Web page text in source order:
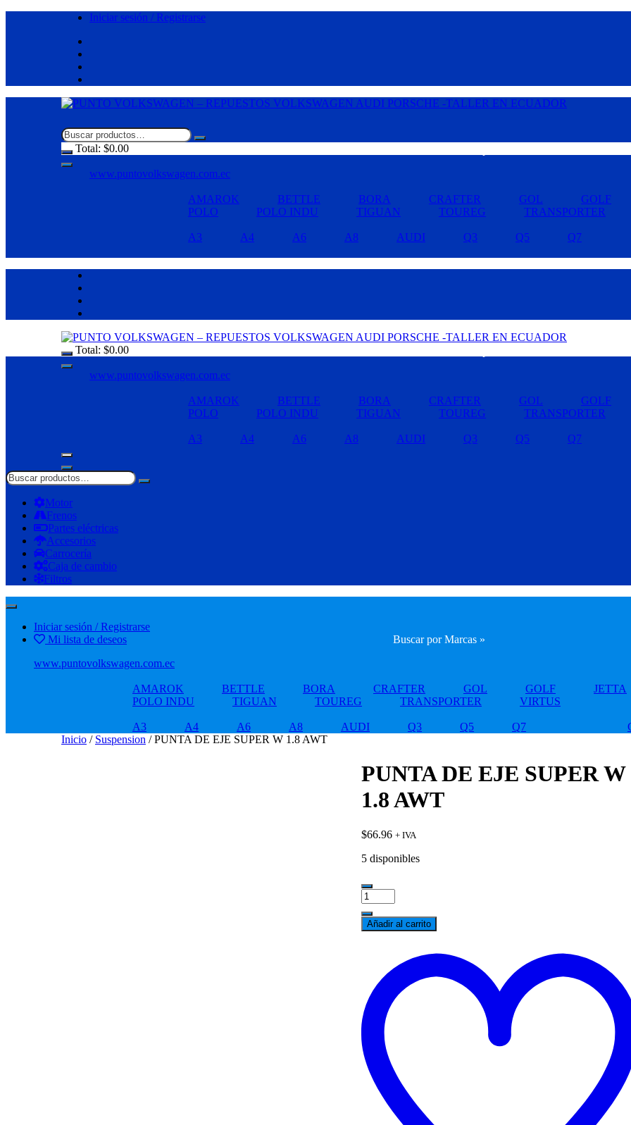
Iniciar sesión / Registrarse
Total: $0.00
www.puntovolkswagen.com.ec
AMAROK BETTLE BORA CRAFTER GOL GOLF
POLO
POLO INDU TIGUAN TOUREG TRANSPORTER
A3 A4 A6 A8 AUDI Q3 Q5 Q7
Total: $0.00
www.puntovolkswagen.com.ec
AMAROK BETTLE BORA CRAFTER GOL GOLF
POLO
POLO INDU TIGUAN TOUREG TRANSPORTER
A3 A4 A6 A8 AUDI Q3 Q5 Q7
Motor
Frenos
Partes eléctricas
Accesorios
Carrocería
Caja de cambio
Filtros
Iniciar sesión / Registrarse
Mi lista de deseos
www.puntovolkswagen.com.ec
Buscar por Marcas »
AMAROK BETTLE BORA CRAFTER GOL GOLF JETTA
POLO INDU
TIGUAN TOUREG TRANSPORTER VIRTUS
A3 A4 A6 A8 AUDI Q3 Q5 Q7
Inicio / Suspension / PUNTA DE EJE SUPER W 1.8 AWT
PUNTA DE EJE SUPER W
1.8 AWT
$66.96 + IVA
5 disponibles
PUNTA
DE
EJE
SUPER
cantidad
Añadir al carrito